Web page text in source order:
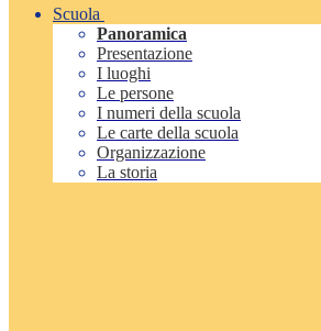
Scuola
Panoramica
Presentazione
I luoghi
Le persone
I numeri della scuola
Le carte della scuola
Organizzazione
La storia